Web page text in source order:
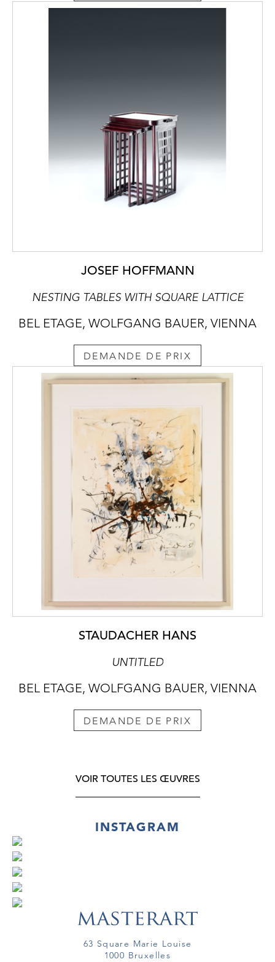
JOSEF HOFFMANN
NESTING TABLES WITH SQUARE LATTICE
BEL ETAGE, WOLFGANG BAUER, VIENNA
DEMANDE DE PRIX
STAUDACHER HANS
UNTITLED
BEL ETAGE, WOLFGANG BAUER, VIENNA
DEMANDE DE PRIX
VOIR TOUTES LES ŒUVRES
INSTAGRAM
63 Square Marie Louise
1000 Bruxelles